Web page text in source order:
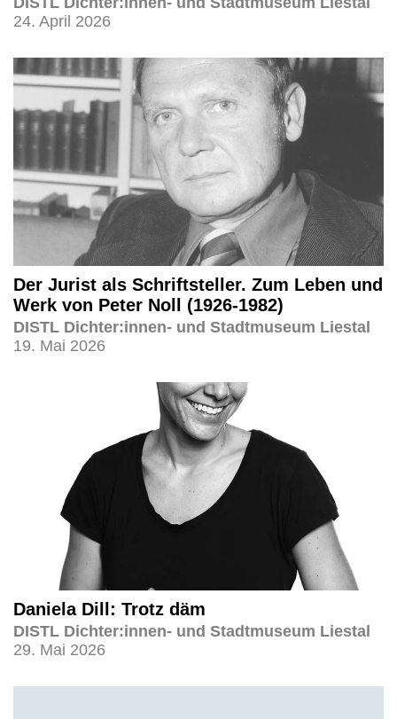
24. April 2026
Der Jurist als Schriftsteller. Zum Leben und
Werk von Peter Noll (1926-1982)
DISTL Dichter:innen- und Stadtmuseum Liestal
19. Mai 2026
Daniela Dill: Trotz däm
DISTL Dichter:innen- und Stadtmuseum Liestal
29. Mai 2026